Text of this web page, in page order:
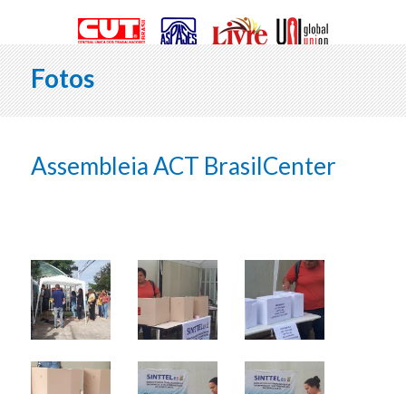
Fotos
Assembleia ACT BrasilCenter